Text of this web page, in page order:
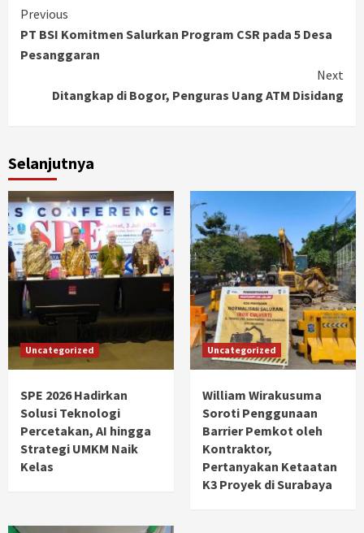
Continue
Reading
Previous
PT BSI Komitmen Salurkan Program CSR pada 5 Desa
Pesanggaran
Next
Ditangkap di Bogor, Penguras Uang ATM Disidang
Selanjutnya
Uncategorized
SPE 2026 Hadirkan
Solusi Teknologi
Percetakan, AI hingga
Strategi UMKM Naik
Kelas
Uncategorized
William Wirakusuma
Soroti Penggunaan
Barrier Pemkot oleh
Kontraktor,
Pertanyakan Ketaatan
K3 Proyek di Surabaya